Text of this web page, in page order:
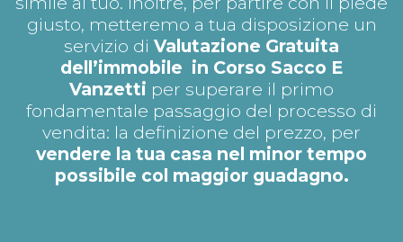
giusto, metteremo a tua disposizione un
servizio di Valutazione Gratuita
dell’immobile in Corso Sacco E
Vanzetti per superare il primo
fondamentale passaggio del processo di
vendita: la definizione del prezzo, per
vendere la tua casa nel minor tempo
possibile col maggior guadagno.